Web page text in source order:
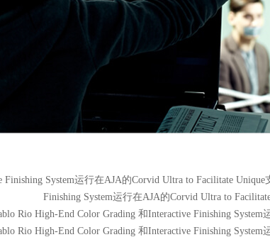
Finishing System运行在AJA的Corvid Ultra to Facilitate
Finishing System运行在AJA的Corvid Ultra to
Rio High-End Color Grading 和Interactive Finishing
Rio High-End Color Grading 和Interactive Finishing